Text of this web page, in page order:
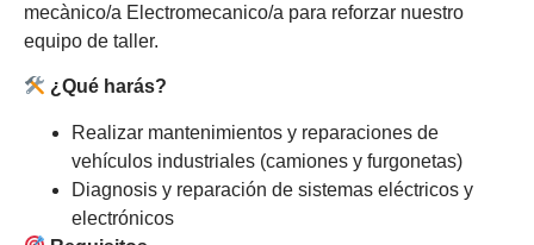
mecànico/a Electromecanico/a para reforzar nuestro
equipo de taller.
¿Qué harás?
Realizar mantenimientos y reparaciones de
vehículos industriales (camiones y furgonetas)
Diagnosis y reparación de sistemas eléctricos y
electrónicos